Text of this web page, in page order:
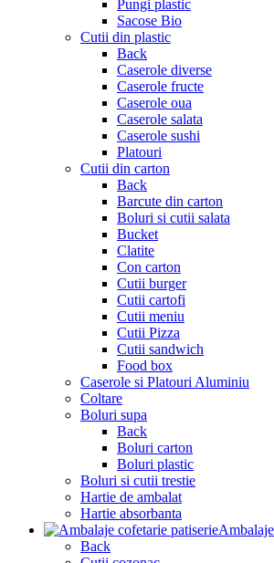
Pungi plastic
Sacose Bio
Cutii din plastic
Back
Caserole diverse
Caserole fructe
Caserole oua
Caserole salata
Caserole sushi
Platouri
Cutii din carton
Back
Barcute din carton
Boluri si cutii salata
Bucket
Clatite
Con carton
Cutii burger
Cutii cartofi
Cutii meniu
Cutii Pizza
Cutii sandwich
Food box
Caserole si Platouri Aluminiu
Coltare
Boluri supa
Back
Boluri carton
Boluri plastic
Boluri si cutii trestie
Hartie de ambalat
Hartie absorbanta
Back